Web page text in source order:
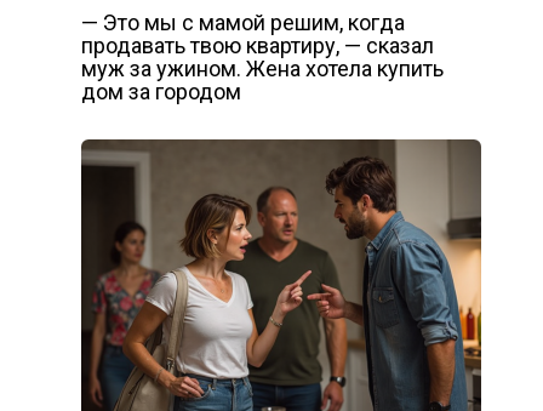
— Это мы с мамой решим, когда
продавать твою квартиру, — сказал
муж за ужином. Жена хотела купить
дом за городом